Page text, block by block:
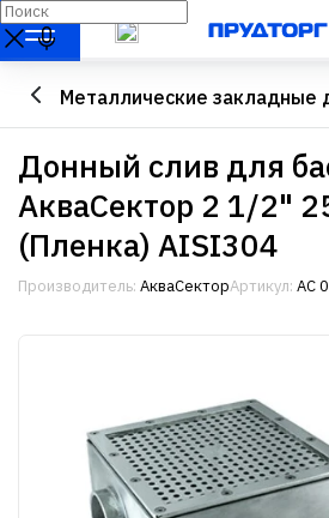
Металлические закладные
Донный слив для
АкваСектор 2 1/2"
(Пленка) AISI304
Производитель: АкваСекторАртикул: АС